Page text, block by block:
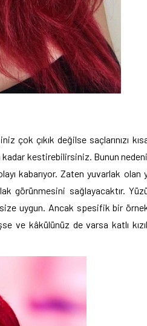
çok çıkık değilse saçlarınızı
kestirebilirsiniz. Bunun
kabarıyor. Zaten yuvarlak olan
görünmesini sağlayacaktır.
size uygun. Ancak spesifik bir
ve kâkülünüz de varsa katlı